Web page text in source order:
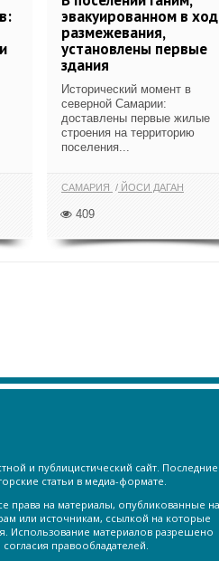
эвакуированном в
размежевания,
установлены первые
здания
Исторический момент в
северной Самарии:
доставлены первые жилые
строения на территорию
поселения...
САМАРИЯ ЙОСИ ДАГАН
409
и публицистический сайт. Последние
статьи в медиа-формате.
права на материалы, опубликованные на
или источникам, ссылкой на которые
Использование материалов разрешено
правообладателей.